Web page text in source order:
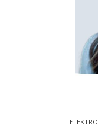
ELEKTRO